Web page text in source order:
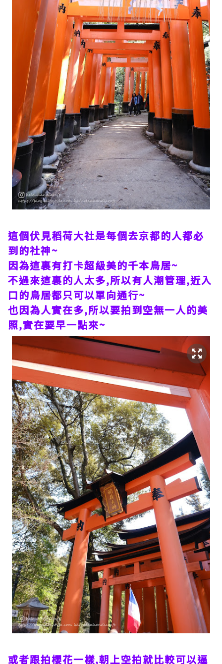
這個伏見稻荷大社是每個去京都的人都必
到的社神~
因為這裏有打卡超級美的千本鳥居~
不過來這裏的人太多,所以有人潮管理,近入
口的鳥居都只可以單向通行~
也因為人實在多,所以要拍到空無一人的美
照,實在要早一點來~
或者跟拍櫻花一樣,朝上空拍就比較可以逼